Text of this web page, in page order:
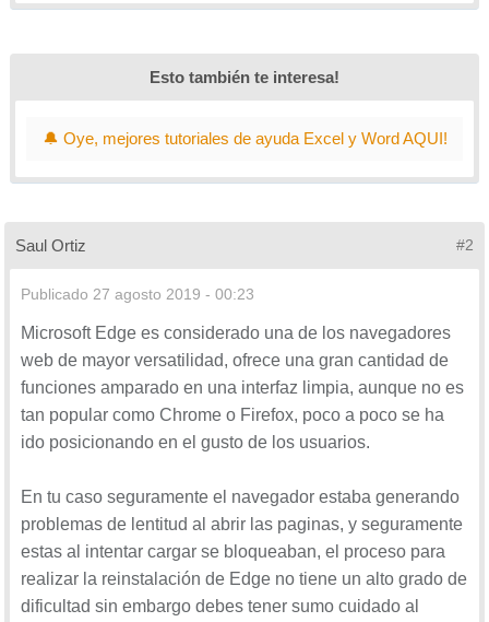
Esto también te interesa!
🔔 Oye, mejores tutoriales de ayuda Excel y Word AQUI!
Saul Ortiz #2
Publicado 27 agosto 2019 - 00:23
Microsoft Edge es considerado una de los navegadores
web de mayor versatilidad, ofrece una gran cantidad de
funciones amparado en una interfaz limpia, aunque no es
tan popular como Chrome o Firefox, poco a poco se ha
ido posicionando en el gusto de los usuarios.
En tu caso seguramente el navegador estaba generando
problemas de lentitud al abrir las paginas, y seguramente
estas al intentar cargar se bloqueaban, el proceso para
realizar la reinstalación de Edge no tiene un alto grado de
dificultad sin embargo debes tener sumo cuidado al